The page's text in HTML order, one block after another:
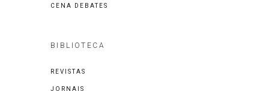
CENA DEBATES
BIBLIOTECA
REVISTAS
JORNAIS